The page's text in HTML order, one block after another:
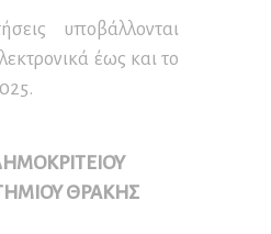
υποβάλλονται
έως και το
ΘΡΑΚΗΣ